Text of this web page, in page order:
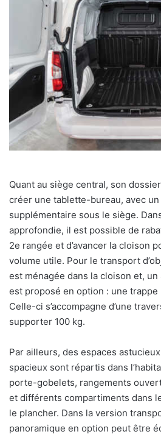
Quant au siège central, son
créer une tablette-bureau, avec
supplémentaire sous le siège.
approfondie, il est possible de
2e rangée et d’avancer la cloison
volume utile. Pour le transport
est ménagée dans la cloison et,
est proposé en option : une
Celle-ci s’accompagne d’une
supporter 100 kg.
Par ailleurs, des espaces
spacieux sont répartis dans
porte-gobelets, rangements
et différents compartiments dans
le plancher. Dans la version
panoramique en option peut être